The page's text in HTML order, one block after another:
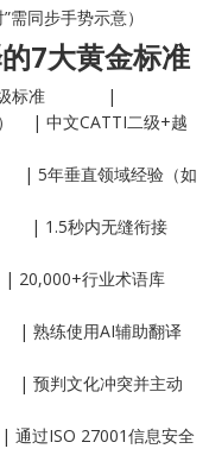
同步手势示意）
7大黄金标准
级标准 |
| 中文CATTI二级+越
垂直领域经验（如
| 1.5秒内无缝衔接
行业术语库
使用AI辅助翻译
文化冲突并主动
27001信息安全